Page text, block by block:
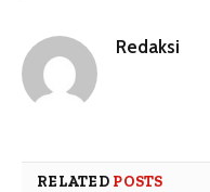
Redaksi
RELATED POSTS